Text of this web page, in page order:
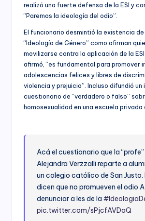
realizó una fuerte defensa de la ESI y
“Paremos la ideología del odio”.
El funcionario desmintió la existencia
“Ideología de Género” como afirman
movilizarse contra la aplicación de la ESI
afirmó, “es fundamental para promover
adolescencias felices y libres de
violencia y prejuicio”. Incluso difundió un
cuestionario de “verdadero o falso”
homosexualidad en una escuela privada
Acá el cuestionario que la “profe”
Alejandra Verzzalli reparte a
un colegio católico de San Justo.
dicen que no promueven el odio A
denunciar a les de la
pic.twitter.com/sPjcfAVDaQ